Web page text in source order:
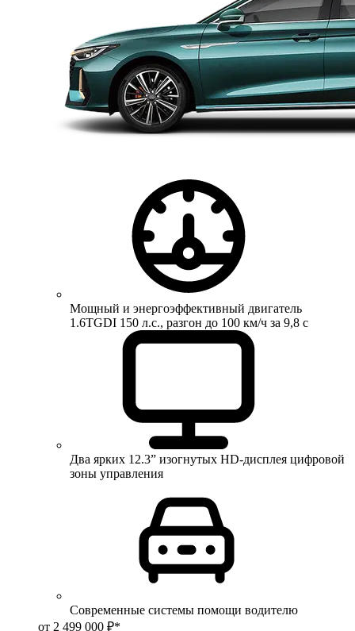
Мощный и энергоэффективный двигатель
1.6TGDI 150 л.с., разгон до 100 км/ч за 9,8 с
Два ярких 12.3” изогнутых HD-дисплея цифровой
зоны управления
Современные системы помощи водителю
от 2 499 000 ₽*